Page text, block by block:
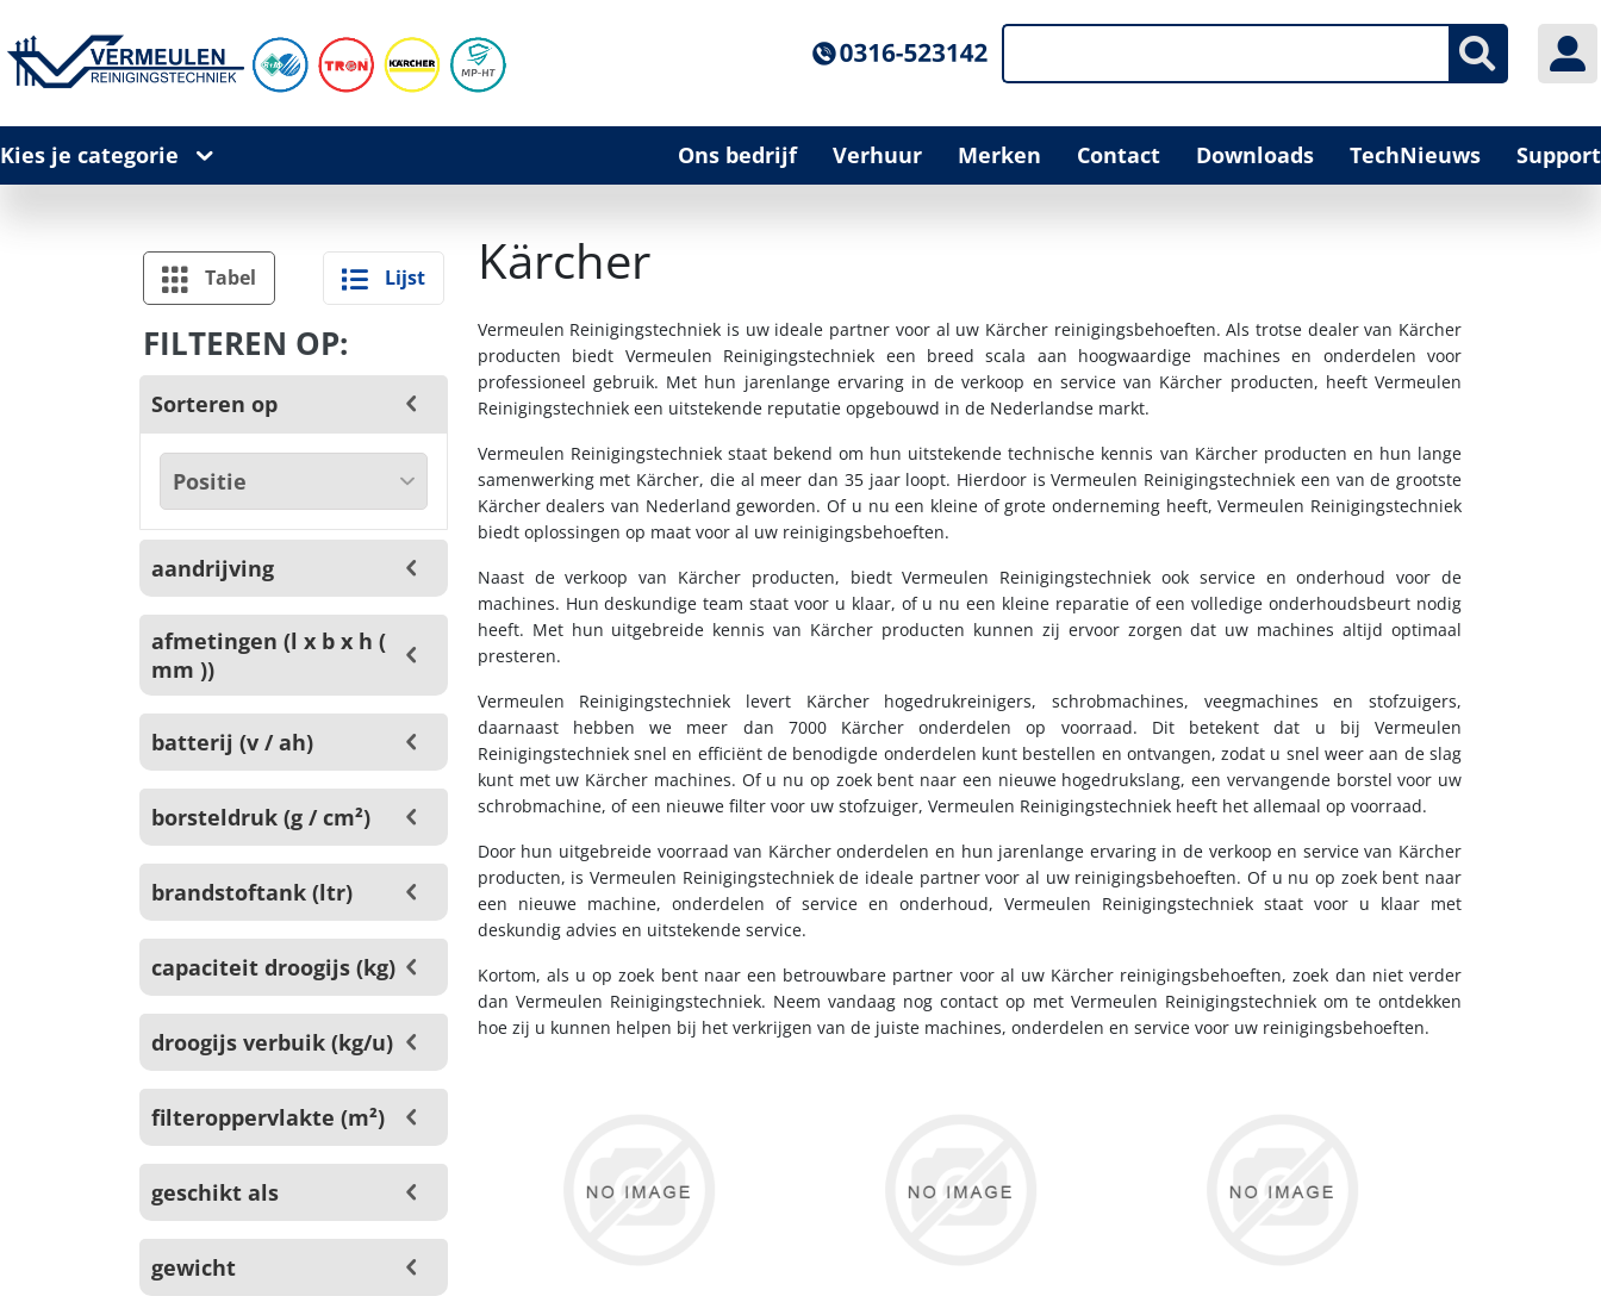
Kies je categorie Ons bedrijf Verhuur Merken Contact Downloads TechNieuws Support
Tabel Lijst
FILTEREN OP:
Sorteren op
aandrijving
afmetingen (l x b x h (
mm ))
batterij (v / ah)
borsteldruk (g / cm²)
brandstoftank (ltr)
capaciteit droogijs (kg)
droogijs verbuik (kg/u)
filteroppervlakte (m²)
geschikt als
gewicht
Kärcher
Vermeulen Reinigingstechniek is uw ideale partner voor al uw Kärcher reinigingsbehoeften. Als trotse dealer van Kärcher
producten biedt Vermeulen Reinigingstechniek een breed scala aan hoogwaardige machines en onderdelen voor
professioneel gebruik. Met hun jarenlange ervaring in de verkoop en service van Kärcher producten, heeft Vermeulen
Reinigingstechniek een uitstekende reputatie opgebouwd in de Nederlandse markt.
Vermeulen Reinigingstechniek staat bekend om hun uitstekende technische kennis van Kärcher producten en hun lange
samenwerking met Kärcher, die al meer dan 35 jaar loopt. Hierdoor is Vermeulen Reinigingstechniek een van de grootste
Kärcher dealers van Nederland geworden. Of u nu een kleine of grote onderneming heeft, Vermeulen Reinigingstechniek
biedt oplossingen op maat voor al uw reinigingsbehoeften.
Naast de verkoop van Kärcher producten, biedt Vermeulen Reinigingstechniek ook service en onderhoud voor de
machines. Hun deskundige team staat voor u klaar, of u nu een kleine reparatie of een volledige onderhoudsbeurt nodig
heeft. Met hun uitgebreide kennis van Kärcher producten kunnen zij ervoor zorgen dat uw machines altijd optimaal
presteren.
Vermeulen Reinigingstechniek levert Kärcher hogedrukreinigers, schrobmachines, veegmachines en stofzuigers,
daarnaast hebben we meer dan 7000 Kärcher onderdelen op voorraad. Dit betekent dat u bij Vermeulen
Reinigingstechniek snel en efficiënt de benodigde onderdelen kunt bestellen en ontvangen, zodat u snel weer aan de slag
kunt met uw Kärcher machines. Of u nu op zoek bent naar een nieuwe hogedrukslang, een vervangende borstel voor uw
schrobmachine, of een nieuwe filter voor uw stofzuiger, Vermeulen Reinigingstechniek heeft het allemaal op voorraad.
Door hun uitgebreide voorraad van Kärcher onderdelen en hun jarenlange ervaring in de verkoop en service van Kärcher
producten, is Vermeulen Reinigingstechniek de ideale partner voor al uw reinigingsbehoeften. Of u nu op zoek bent naar
een nieuwe machine, onderdelen of service en onderhoud, Vermeulen Reinigingstechniek staat voor u klaar met
deskundig advies en uitstekende service.
Kortom, als u op zoek bent naar een betrouwbare partner voor al uw Kärcher reinigingsbehoeften, zoek dan niet verder
dan Vermeulen Reinigingstechniek. Neem vandaag nog contact op met Vermeulen Reinigingstechniek om te ontdekken
hoe zij u kunnen helpen bij het verkrijgen van de juiste machines, onderdelen en service voor uw reinigingsbehoeften.